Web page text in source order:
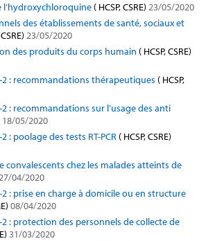
l’hydroxychloroquine ( HCSP, CSRE) 23/05/2020
des établissements de santé, sociaux et
23/05/2020
des produits du corps humain ( HCSP, CSRE)
2 : recommandations thérapeutiques ( HCSP,
: recommandations sur l’usage des anti
18/05/2020
: poolage des tests RT-PCR ( HCSP, CSRE)
convalescents chez les malades atteints de
04/2020
2 : prise en charge à domicile ou en structure
08/04/2020
2 : protection des personnels de collecte de
31/03/2020